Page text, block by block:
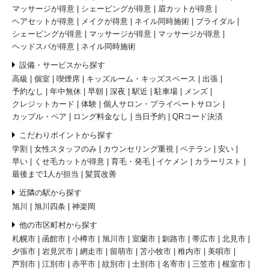
マッサージが得意
シェービングが得意
眉カットが得意
ヘアセットが得意
メイクが得意 ネイル同時施術
ブライダル
シェービングが得意
マッサージが得意
マッサージが得意
ヘッドスパが得意
ネイル同時施術
設備・サービスから探す
高級
個室 喫煙席 キッズルーム・キッズスペース
出張
予約なし
年中無休 早朝 深夜 駅近 駐車場
メンズ
クレジットカード
体験
個人サロン・プライベートサロン
カップル・ペア
ロング料金なし 当日予約 QRコード決済
こだわりポイントから探す
学割
女性スタッフのみ カウンセリング重視 ベテラン
安い
早い
くせ毛カットが得意 育毛・発毛 イケメン
カラーリスト
最後まで1人が担当
髪質改善
近隣の駅から探す
旭川
旭川四条 神楽岡
他の市区町村から探す
札幌市
函館市 小樽市 旭川市 室蘭市 釧路市 帯広市
北見市
夕張市
岩見沢市 網走市 留萌市 苫小牧市 稚内市
美唄市
芦別市
江別市 赤平市 紋別市 士別市 名寄市 三笠市
根室市